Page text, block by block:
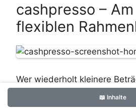
cashpresso –
flexiblen
Wer wiederholt kleinere
besser aufgehoben als bei
📖 Inhalte